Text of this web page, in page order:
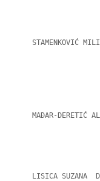
STAMENKOVIĆ
MAĐAR-DERETIĆ
LISICA SUZANA